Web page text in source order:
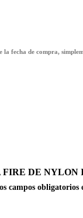
fecha de compra,
DE
campos obligatorios